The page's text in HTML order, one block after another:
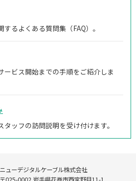
るよくある質問集（FAQ）。
ービス開始までの手順をご紹介しま
ッフの訪問説明を受け付けます。
ニューデジタルケーブル株式会社